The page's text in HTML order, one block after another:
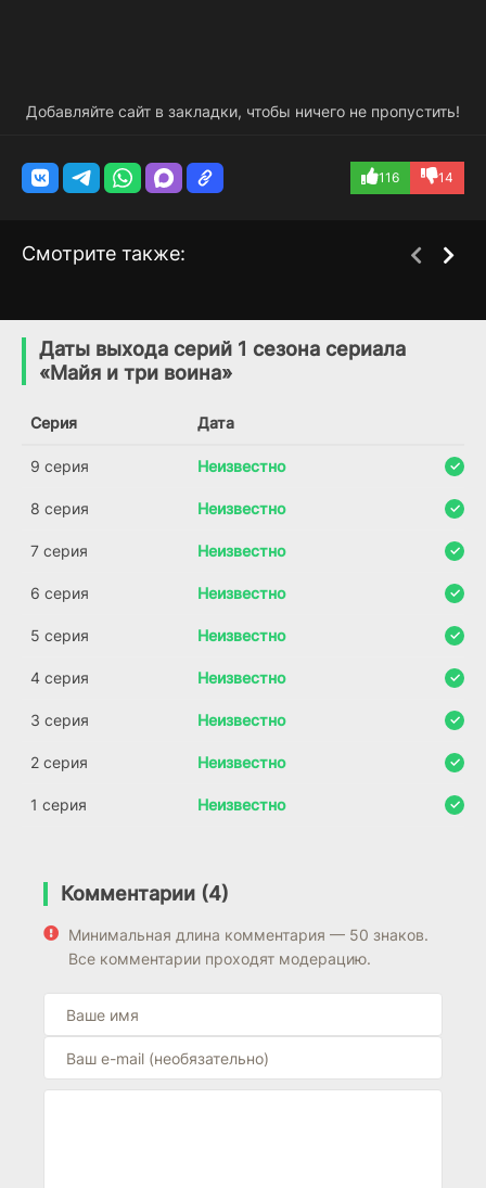
Добавляйте сайт в закладки, чтобы ничего не пропустить!
116 14
Смотрите также:
(2016)
6.0
Даты выхода серий 1 сезона сериала
«Майя и три воина»
Серия Дата
9 серия Неизвестно
8 серия Неизвестно
7 серия Неизвестно
6 серия Неизвестно
5 серия Неизвестно
4 серия Неизвестно
3 серия Неизвестно
2 серия Неизвестно
1 серия Неизвестно
Комментарии (4)
Минимальная длина комментария — 50 знаков.
Все комментарии проходят модерацию.